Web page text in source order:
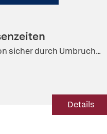
sicher durch Umbruch...
Details